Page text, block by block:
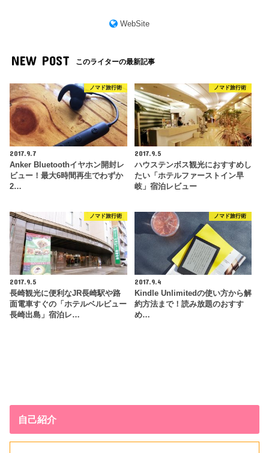
WebSite
NEW POST このライターの最新記事
ノマド旅行術
2017.9.7
Anker Bluetoothイヤホン開封レ
ビュー！最大6時間再生でわずか
2…
ノマド旅行術
2017.9.5
ハウステンボス観光におすすめし
たい「ホテルファーストイン早
岐」宿泊レビュー
ノマド旅行術
2017.9.5
長崎観光に便利なJR長崎駅や路
面電車すぐの「ホテルベルビュー
長崎出島」宿泊レ…
ノマド旅行術
2017.9.4
Kindle Unlimitedの使い方から解
約方法まで！読み放題のおすす
め…
自己紹介